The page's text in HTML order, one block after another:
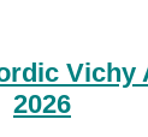
Vichy
2026